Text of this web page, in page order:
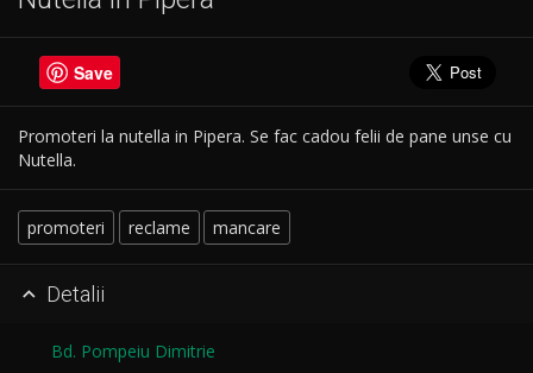
Save
Promoteri la nutella in Pipera. Se fac cadou felii de pane unse cu
Nutella.
promoteri reclame mancare
 Detalii
Bd. Pompeiu Dimitrie